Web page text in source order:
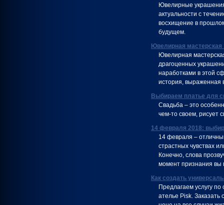
Ювелирные
актуальности с
восхищение в
будущем.
Ювелирная мастерская
Ювелирная
драгоценных
наработками в этой
история, выраженная
Выбираем платье для
Свадьба – это
чем-то своем, рисует
14 февраля 2018:
14 февраля –
страстных чувствах
Конечно, слова
момент признания вы
Как создать
Предлагаем услугу
ателье Pisk. Заказать